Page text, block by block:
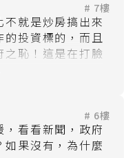
# 7樓
就是炒房搞出來
的投資標的，而且
恥！這是在打臉
？該是時候第二
小鬧根本不是實現
價搞得年輕人不
去遲早亡國，還
# 6樓
看看新聞，政府
果沒有，為什麼